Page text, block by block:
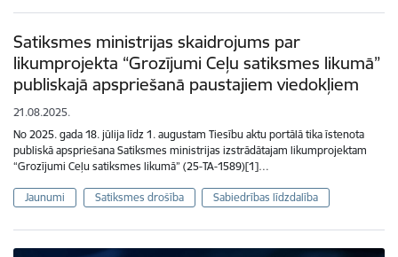
Satiksmes ministrijas skaidrojums par
likumprojekta “Grozījumi Ceļu satiksmes likumā”
publiskajā apspriešanā paustajiem viedokļiem
21.08.2025.
No 2025. gada 18. jūlija līdz 1. augustam Tiesību aktu portālā tika īstenota
publiskā apspriešana Satiksmes ministrijas izstrādātajam likumprojektam
“Grozījumi Ceļu satiksmes likumā” (25-TA-1589)[1]…
Jaunumi Satiksmes drošība Sabiedrības līdzdalība